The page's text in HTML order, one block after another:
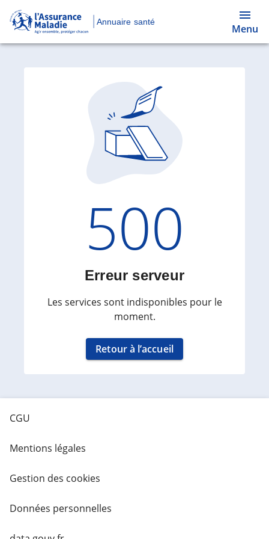
Annuaire santé
Menu
Code
500
Erreur serveur
Les services sont indisponibles pour le
moment.
Retour à l’accueil
CGU
Mentions légales
Gestion des cookies
Données personnelles